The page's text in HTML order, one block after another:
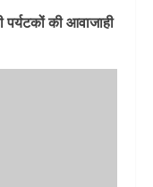
की आवाजाही